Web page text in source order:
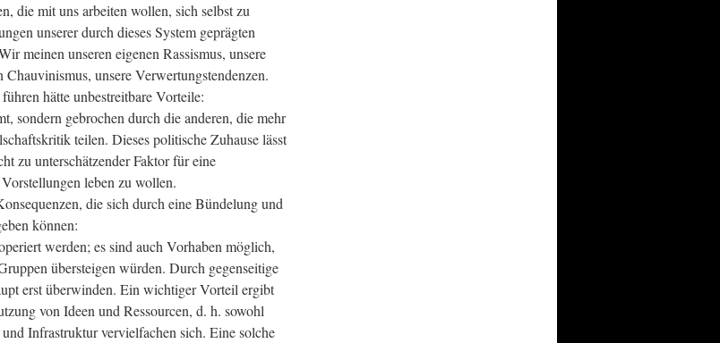
die mit uns arbeiten wollen, sich selbst zu
unserer durch dieses System geprägten
meinen unseren eigenen Rassismus, unsere
unsere Verwertungstendenzen.
hätte unbestreitbare Vorteile:
sondern gebrochen durch die anderen, die mehr
teilen. Dieses politische Zuhause lässt
zu unterschätzender Faktor für eine
leben zu wollen.
die sich durch eine Bündelung und
können:
werden; es sind auch Vorhaben möglich,
übersteigen würden. Durch gegenseitige
erst überwinden. Ein wichtiger Vorteil ergibt
von Ideen und Ressourcen, d. h. sowohl
Infrastruktur vervielfachen sich. Eine solche